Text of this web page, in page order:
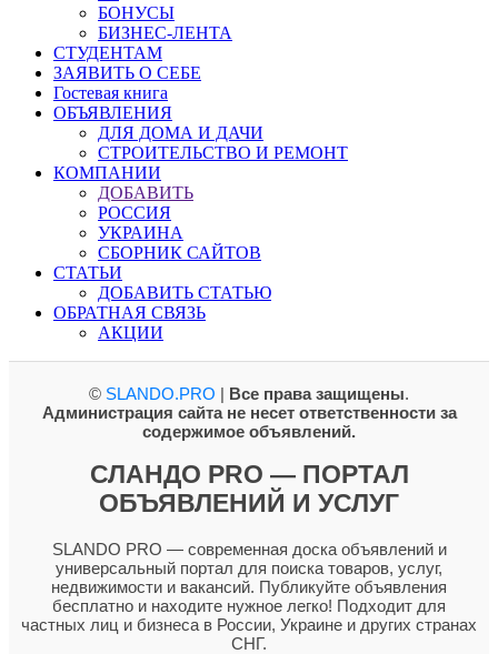
БОНУСЫ
БИЗНЕС-ЛЕНТА
СТУДЕНТАМ
ЗАЯВИТЬ О СЕБЕ
Гостевая книга
ОБЪЯВЛЕНИЯ
ДЛЯ ДОМА И ДАЧИ
СТРОИТЕЛЬСТВО И РЕМОНТ
КОМПАНИИ
ДОБАВИТЬ
РОССИЯ
УКРАИНА
СБОРНИК САЙТОВ
СТАТЬИ
ДОБАВИТЬ СТАТЬЮ
ОБРАТНАЯ СВЯЗЬ
АКЦИИ
© SLANDO.PRO | Все права защищены.
Администрация сайта не несет ответственности за
содержимое объявлений.
СЛАНДО PRO — ПОРТАЛ
ОБЪЯВЛЕНИЙ И УСЛУГ
SLANDO PRO — современная доска объявлений и
универсальный портал для поиска товаров, услуг,
недвижимости и вакансий. Публикуйте объявления
бесплатно и находите нужное легко! Подходит для
частных лиц и бизнеса в России, Украине и других странах
СНГ.